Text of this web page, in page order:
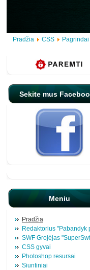
Pradžia CSS Pagrindai
Sekite mus
Meniu
Pradžia
Redaktorius "Pabandyk
SWF Grojėjas
CSS gyvai
Photoshop resursai
Siuntiniai